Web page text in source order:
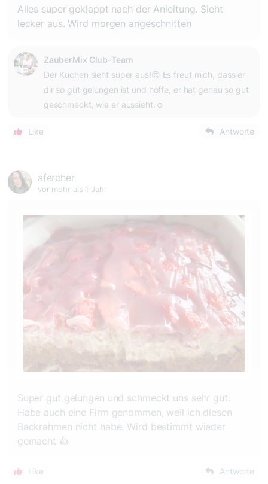
Alles super geklappt nach der Anleitung. Sieht
lecker aus. Wird morgen angeschnitten
ZauberMix Club-Team
Der Kuchen sieht super aus!😍 Es freut mich, dass er
dir so gut gelungen ist und hoffe, er hat genau so gut
geschmeckt, wie er aussieht.☺️
Like Antworte
afercher
vor mehr als 1 Jahr
Super gut gelungen und schmeckt uns sehr gut.
Habe auch eine Firm genommen, weil ich diesen
Backrahmen nicht habe. Wird bestimmt wieder
gemacht 👍
Like Antworte